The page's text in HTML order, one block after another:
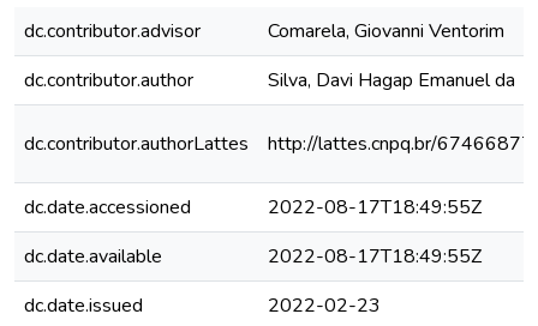
dc.contributor.advisor
Comarela, Giovanni Ventorim
dc.contributor.author
Silva, Davi Hagap Emanuel da
dc.contributor.authorLattes http://lattes.cnpq.br/
dc.date.accessioned
2022-08-17T18:49:55Z
dc.date.available
2022-08-17T18:49:55Z
dc.date.issued
2022-02-23